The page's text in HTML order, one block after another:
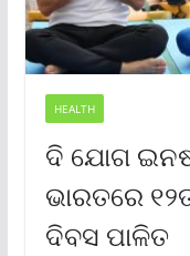
HEALTH
ଦି ଯୋଗ
ଭାରତରେ
ଦିବସ ପାଳିତ